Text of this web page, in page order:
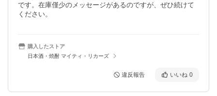
です。在庫僅少のメッセージがあるのですが、ぜひ続けて
ください。
購入したストア
日本酒・焼酎 マイティ・リカーズ
違反報告 いいね 0